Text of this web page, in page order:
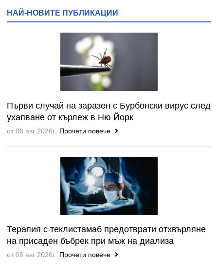
НАЙ-НОВИТЕ ПУБЛИКАЦИИ
Първи случай на заразен с Бурбонски вирус след
ухапване от кърлеж в Ню Йорк
от 06 авг 2026г. Прочети повече
Терапия с теклистамаб предотврати отхвърляне
на присаден бъбрек при мъж на диализа
от 06 авг 2026г. Прочети повече